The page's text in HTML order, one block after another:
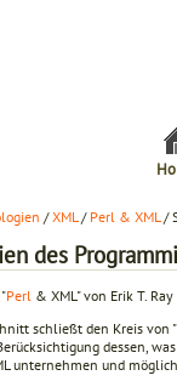
/XML/ Perl & XML/
des
Perl & XML" von Erik T.
schließt den Kreis
dessen,
unternehmen und